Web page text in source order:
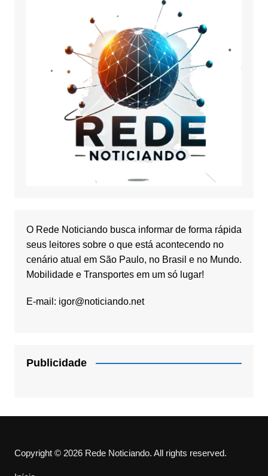
O Rede Noticiando busca informar de forma rápida
seus leitores sobre o que está acontecendo no
cenário atual em São Paulo, no Brasil e no Mundo.
Mobilidade e Transportes em um só lugar!
E-mail: igor@noticiando.net
Publicidade
Copyright © 2026 Rede Noticiando. All rights reserved.